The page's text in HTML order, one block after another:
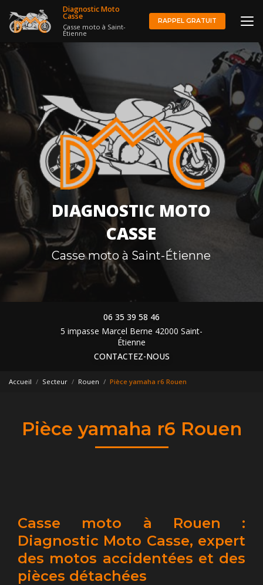
au
contenu
Diagnostic Moto
Casse
Casse moto à Saint-
Étienne
RAPPEL GRATUIT
DIAGNOSTIC MOTO
CASSE
Casse moto à Saint-Étienne
06 35 39 58 46
5 impasse Marcel Berne 42000 Saint-
Étienne
CONTACTEZ-NOUS
Accueil Secteur Rouen Pièce yamaha r6 Rouen
Pièce yamaha r6 Rouen
Casse moto à Rouen :
Diagnostic Moto Casse, expert
des motos accidentées et des
pièces détachées